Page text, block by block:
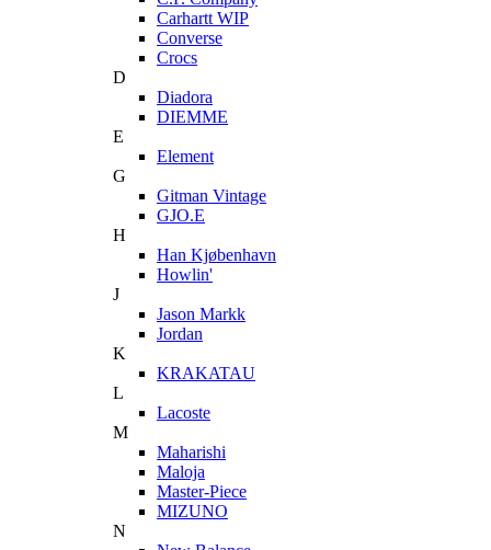
Carhartt WIP
Converse
Crocs
D
Diadora
DIEMME
E
Element
G
Gitman Vintage
GJO.E
H
Han Kjøbenhavn
Howlin'
J
Jason Markk
Jordan
K
KRAKATAU
L
Lacoste
M
Maharishi
Maloja
Master-Piece
MIZUNO
N